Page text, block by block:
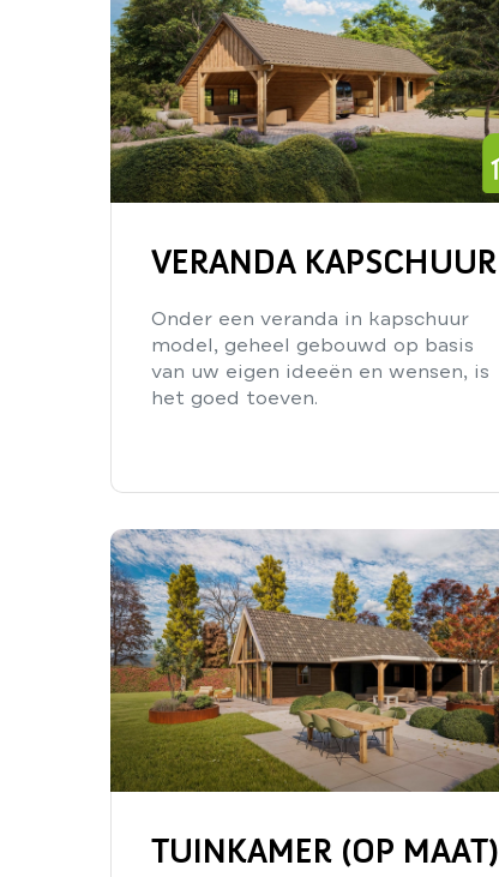
VERANDA KAPSCHUUR
Onder een veranda in kapschuur
model, geheel gebouwd op basis
van uw eigen ideeën en wensen, is
het goed toeven.
TUINKAMER (OP MAAT)